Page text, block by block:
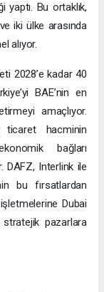
Bu ortaklık,
iki ülke arasında
alıyor.
2028’e kadar 40
BAE’nin en
amaçlıyor.
ticaret hacminin
bağları
DAFZ, Interlink ile
bu fırsatlardan
Dubai
pazarlara